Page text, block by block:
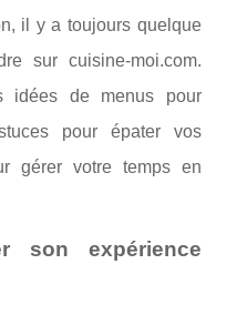
il y a toujours quelque
sur cuisine-moi.com.
idées de menus pour
pour épater vos
gérer votre temps en
son expérience